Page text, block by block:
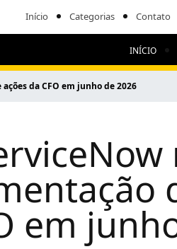
Início Categorias Contato
INÍCIO
da CFO em junho de 2026
em